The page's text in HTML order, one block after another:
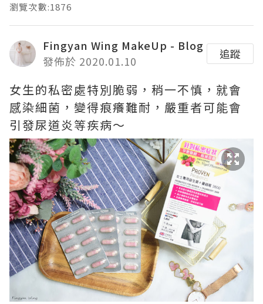
瀏覽次數:1876
Fingyan Wing MakeUp - Blog
發佈於 2020.01.10
追蹤
女生的私密處特別脆弱，稍一不慎，就會
感染細菌，變得痕癢難耐，嚴重者可能會
引發尿道炎等疾病～